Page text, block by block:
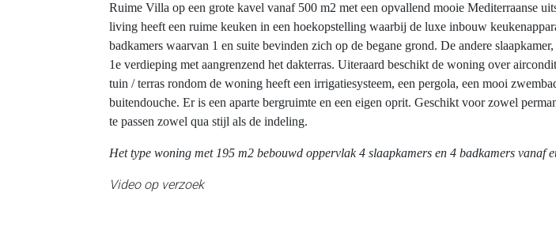
Ruime Villa op een grote kavel vanaf 500 m2 met een opvallend mooie Mediterraanse
living heeft een ruime keuken in een hoekopstelling waarbij de luxe inbouw
badkamers waarvan 1 en suite bevinden zich op de begane grond. De andere
1e verdieping met aangrenzend het dakterras. Uiteraard beschikt de woning over
tuin / terras rondom de woning heeft een irrigatiesysteem, een pergola, een mooi
buitendouche. Er is een aparte bergruimte en een eigen oprit. Geschikt voor zowel
te passen zowel qua stijl als de indeling.
Het type woning met 195 m2 bebouwd oppervlak 4 slaapkamers en 4 badkamers vanaf
Video op verzoek